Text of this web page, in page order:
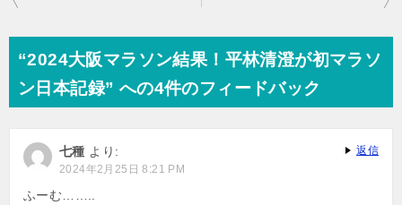
ゲ
シ
“2024大阪マラソン結果！平林清澄が初マラソ
ン日本記録” への4件のフィードバック
七種 より:
2024年2月25日 8:21 PM
ふーむ……..
返信